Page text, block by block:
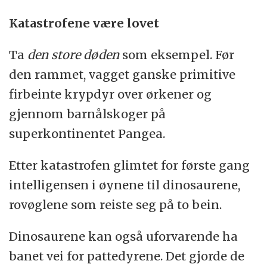
Katastrofene være lovet
Ta den store dødensom eksempel. Før
den rammet, vagget ganske primitive
firbeinte krypdyr over ørkener og
gjennom barnålskoger på
superkontinentet Pangea.
Etter katastrofen glimtet for første gang
intelligensen i øynene til dinosaurene,
rovøglene som reiste seg på to bein.
Dinosaurene kan også uforvarende ha
banet vei for pattedyrene. Det gjorde de